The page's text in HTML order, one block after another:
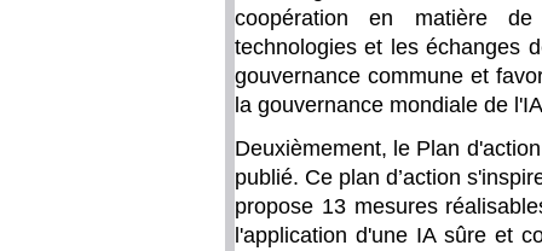
coopération en matière
technologies et les échanges
gouvernance commune et
la gouvernance mondiale de
Deuxièmement, le Plan
publié. Ce plan d’action
propose 13 mesures
l'application d'une IA sûre et